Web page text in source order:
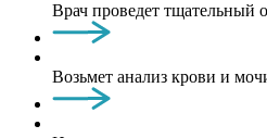
Врач проведет тщательный
Возьмет анализ крови и